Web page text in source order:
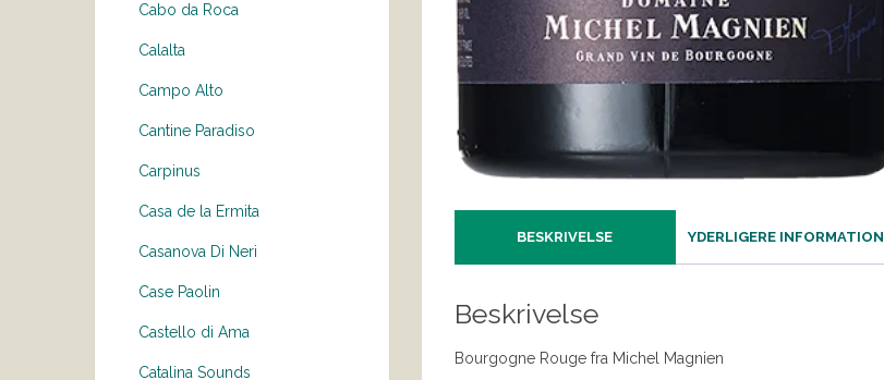
Cabo da Roca
Calalta
Campo Alto
Cantine Paradiso
Carpinus
Casa de la Ermita
Casanova Di Neri
Case Paolin
Castello di Ama
Catalina Sounds
BESKRIVELSE YDERLIGERE INFORMATION
Beskrivelse
Bourgogne Rouge fra Michel Magnien